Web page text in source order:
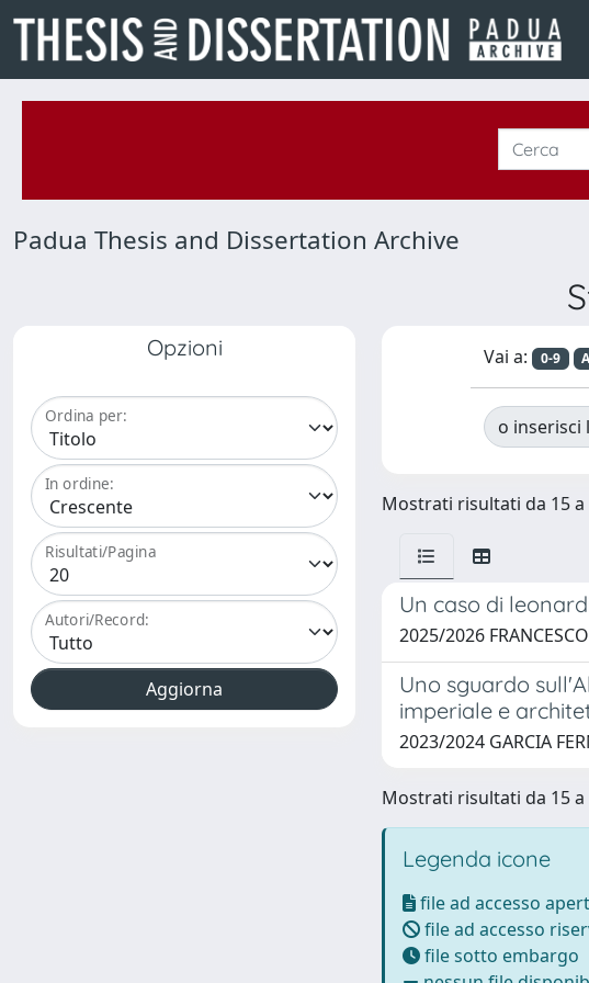
Padua Thesis and Dissertation Archive
Opzioni
Ordina per:
In ordine:
Risultati/Pagina
Autori/Record:
Vai a: 0-9 A
o inserisci
Mostrati risultati da 15 a
Un caso di
2025/2026
Uno sguardo
imperiale e
2023/2024 GARCIA
Mostrati risultati da 15 a
Legenda icone
file ad accesso
file ad accesso
file sotto embargo